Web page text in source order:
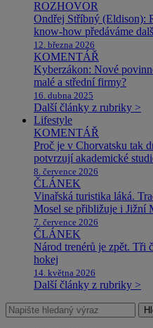
ROZHOVOR
Ondřej Stříbný (Eldison):
know-how předáváme
12. března 2026
KOMENTÁŘ
Kyberzákon: Nové
malé a střední firmy?
16. dubna 2025
Další články z rubriky >
Lifestyle
KOMENTÁŘ
Proč je v Chorvatsku tak
potvrzují akademické
8. července 2026
ČLÁNEK
Vinařská turistika láká.
Mosel se přibližuje i Jižní
7. července 2026
ČLÁNEK
Národ trenérů je zpět. Tři
hokej
14. května 2026
Další články z rubriky >